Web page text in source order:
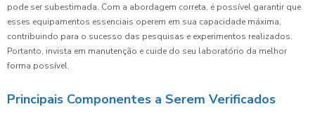
pode ser subestimada. Com a abordagem correta, é possível garantir que
esses equipamentos essenciais operem em sua capacidade máxima,
contribuindo para o sucesso das pesquisas e experimentos realizados.
Portanto, invista em manutenção e cuide do seu laboratório da melhor
forma possível.
Principais Componentes a Serem Verificados